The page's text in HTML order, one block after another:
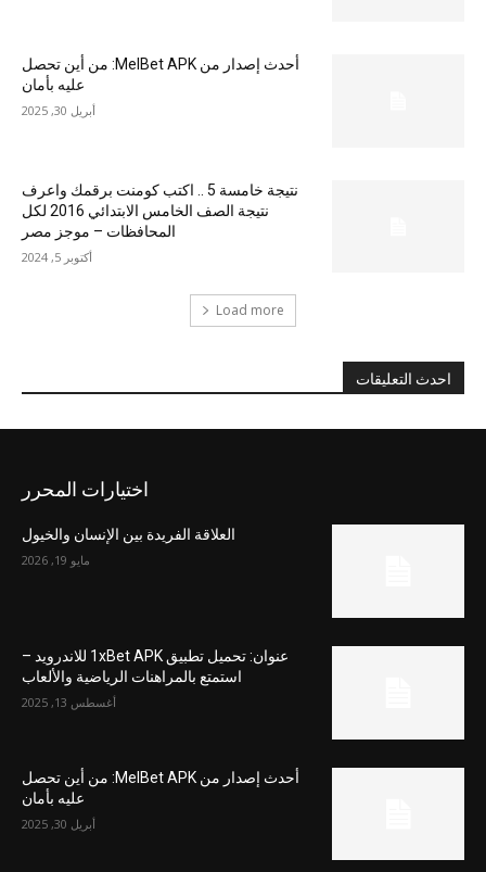
أحدث إصدار من MelBet APK: من أين تحصل
عليه بأمان
أبريل 30, 2025
نتيجة خامسة 5 .. اكتب كومنت برقمك واعرف
نتيجة الصف الخامس الابتدائي 2016 لكل
المحافظات – موجز مصر
أكتوبر 5, 2024
Load more
احدث التعليقات
اختيارات المحرر
العلاقة الفريدة بين الإنسان والخيول
مايو 19, 2026
عنوان: تحميل تطبيق 1xBet APK للاندرويد –
استمتع بالمراهنات الرياضية والألعاب
أغسطس 13, 2025
أحدث إصدار من MelBet APK: من أين تحصل
عليه بأمان
أبريل 30, 2025